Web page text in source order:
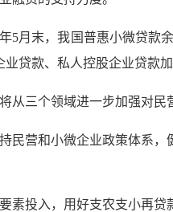
5月末，我国普惠小微贷款
贷款、私人控股企业贷款
从三个领域进一步加强对民
民营和小微企业政策体系
素投入，用好支农支小再